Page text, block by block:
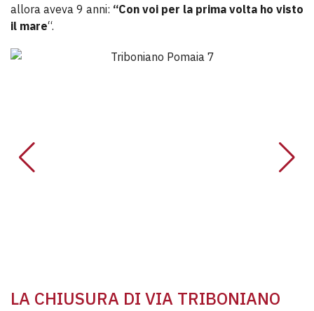
allora aveva 9 anni: “Con voi per la prima volta ho visto
il mare“.
LA CHIUSURA DI VIA TRIBONIANO